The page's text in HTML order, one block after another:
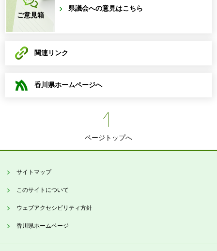
ご意見箱
県議会への意見はこちら
関連リンク
香川県ホームページへ
ページトップへ
サイトマップ
このサイトについて
ウェブアクセシビリティ方針
香川県ホームページ